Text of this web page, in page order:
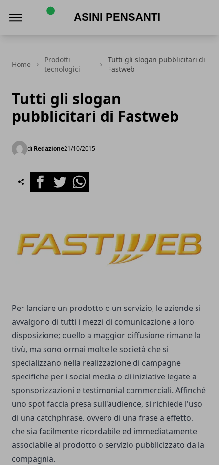
Home
Prodotti
tecnologici
Tutti gli slogan pubblicitari di
Fastweb
Tutti gli slogan
pubblicitari di Fastweb
di Redazione21/10/2015
FacebookTwitterWhatsapp
Per lanciare un prodotto o un servizio, le aziende si
avvalgono di tutti i mezzi di comunicazione a loro
disposizione; quello a maggior diffusione rimane la
tivù, ma sono ormai molte le società che si
specializzano nella realizzazione di campagne
specifiche per i social media o di iniziative legate a
sponsorizzazioni e testimonial commerciali. Affinché
uno spot faccia presa sull'audience, si richiede l'uso
di una catchphrase, ovvero di una frase a effetto,
che sia facilmente ricordabile ed immediatamente
associabile al prodotto o servizio pubblicizzato dalla
compagnia.